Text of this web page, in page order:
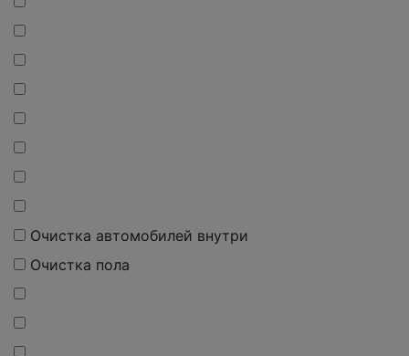
Очистка автомобилей внутри
Очистка пола